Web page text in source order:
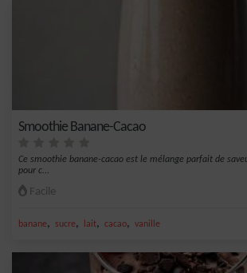
Smoothie Banane-Cacao
Ce smoothie banane-cacao est le mélange parfait de
pour c...
Facile
banane, sucre, lait, cacao, vanille